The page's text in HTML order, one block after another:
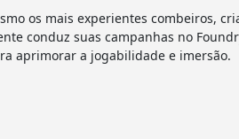
os mais experientes combeiros,
conduz suas campanhas no
aprimorar a jogabilidade e imersão.